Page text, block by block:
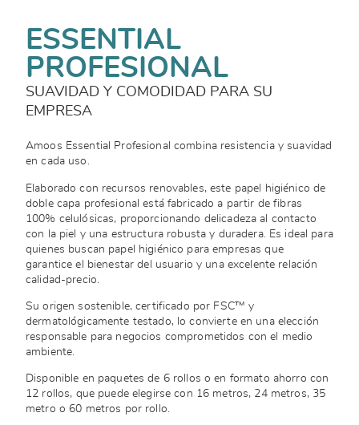
ESSENTIAL
PROFESIONAL
SUAVIDAD Y COMODIDAD PARA SU
EMPRESA
Amoos Essential Profesional combina resistencia y suavidad
en cada uso.
Elaborado con recursos renovables, este papel higiénico de
doble capa profesional está fabricado a partir de fibras
100% celulósicas, proporcionando delicadeza al contacto
con la piel y una estructura robusta y duradera. Es ideal para
quienes buscan papel higiénico para empresas que
garantice el bienestar del usuario y una excelente relación
calidad-precio.
Su origen sostenible, certificado por FSC™ y
dermatológicamente testado, lo convierte en una elección
responsable para negocios comprometidos con el medio
ambiente.
Disponible en paquetes de 6 rollos o en formato ahorro con
12 rollos, que puede elegirse con 16 metros, 24 metros, 35
metro o 60 metros por rollo.